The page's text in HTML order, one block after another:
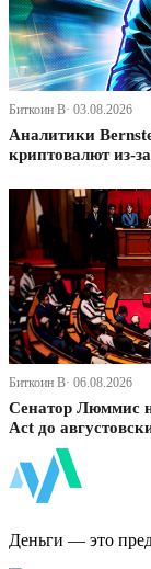
Биткоин В· 03.08.2026
Аналитики
криптовалют из-
Биткоин В· 06.08.2026
Сенатор Люммис
Act до
Деньги — это